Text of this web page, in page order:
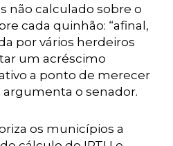
não calculado sobre o
cada quinhão: “afinal,
por vários herdeiros
um acréscimo
a ponto de merecer
argumenta o senador.
os municípios a